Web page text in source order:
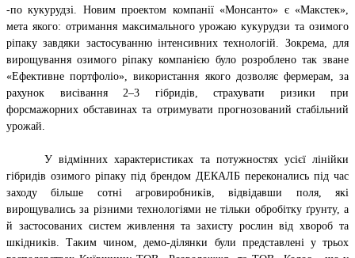
-по кукурудзі. Новим проектом компанії «Монсанто» є «Макстек»,
мета якого: отримання максимального урожаю кукурудзи та озимого
ріпаку завдяки застосуванню інтенсивних технологій. Зокрема, для
вирощування озимого ріпаку компанією було розроблено так зване
«Ефективне портфоліо», використання якого дозволяє фермерам, за
рахунок висівання 2–3 гібридів, страхувати ризики при
форсмажорних обставинах та отримувати прогнозований стабільний
урожай.
У відмінних характеристиках та потужностях усієї лінійки
гібридів озимого ріпаку під брендом ДЕКАЛБ переконались під час
заходу більше сотні агровиробників, відвідавши поля, які
вирощувались за різними технологіями не тільки обробітку ґрунту, а
й застосованих систем живлення та захисту рослин від хвороб та
шкідників. Таким чином, демо-ділянки були представлені у трьох